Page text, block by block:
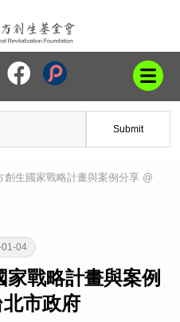
Submit
創生國家戰略計畫與案例分享 @
04
戰略計畫與案例
市政府